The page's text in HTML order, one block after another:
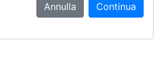
Annulla Continua